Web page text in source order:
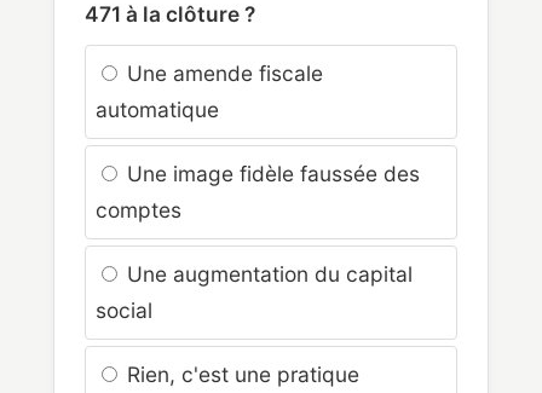
471 à la clôture ?
Une amende fiscale
automatique
Une image fidèle faussée des
comptes
Une augmentation du capital
social
Rien, c'est une pratique